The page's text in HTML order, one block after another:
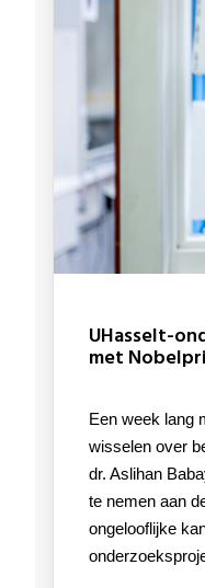
UHasselt-onderzoeker Aslihan Babayigit geselecteerd voor topontmoeting
met
Een week lang met Nobelprijswinnaars en beloftevolle jonge wetenschappers van gedachten
wisselen over
dr. Aslihan
te nemen aan
ongelooflijke